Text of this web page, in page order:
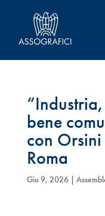
bene
con
Roma
Giu 9, 2026|